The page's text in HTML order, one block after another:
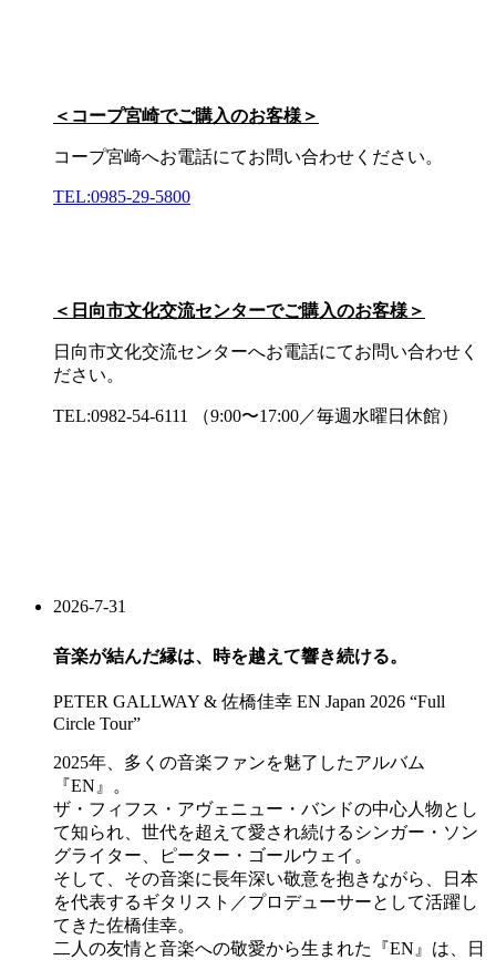
＜コープ宮崎でご購入のお客様＞
コープ宮崎へお電話にてお問い合わせください。
TEL:0985-29-5800
＜日向市文化交流センターでご購入のお客様＞
日向市文化交流センターへお電話にてお問い合わせく
ださい。
TEL:0982-54-6111 （9:00〜17:00／毎週水曜日休館）
2026-7-31
音楽が結んだ縁は、時を越えて響き続ける。
PETER GALLWAY & 佐橋佳幸 EN Japan 2026 “Full
Circle Tour”
2025年、多くの音楽ファンを魅了したアルバム
『EN』。
ザ・フィフス・アヴェニュー・バンドの中心人物とし
て知られ、世代を超えて愛され続けるシンガー・ソン
グライター、ピーター・ゴールウェイ。
そして、その音楽に長年深い敬意を抱きながら、日本
を代表するギタリスト／プロデューサーとして活躍し
てきた佐橋佳幸。
二人の友情と音楽への敬愛から生まれた『EN』は、日